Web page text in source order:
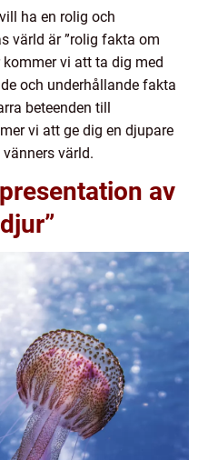
ha en rolig och
värld är ”rolig fakta om
vi att ta dig med
och underhållande fakta
beteenden till
vi att ge dig en djupare
värld.
av